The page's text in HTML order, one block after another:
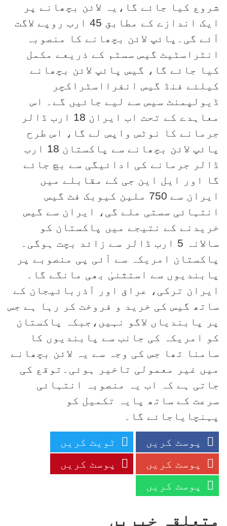
شروع کیا جائے گا،یہ لائن بچھانے پر
ایک اندازے کے مطابق 45 ارب روپے لاگت
آئے گی۔پائپ لائن بچھانے کا منصوبہ
انٹراسٹیٹ گیس سسٹم کے ذریعے مکمل
کیا جائے گا، گیس پائپ لائن بچھانے
کیلئے فنڈ گیس انفرااسٹراکچر
ڈیولپمنٹ سیس سے لیے جائیں گے۔ اس
معاہدے کے تحت اب ایران 18 ارب ڈالر
جرمانے کا نوٹس واپس لے گا، اس طرح
پائپ لائن بچھانے سے پاکستان 18 ارب
ڈالر جرمانے کی ادائیگی سے بچ جائے
گا اور ایل این جی کے مقابلے میں
ایران سے 750 ملین کیوبک فٹ گیس
انتہائی سستی ملے گی، ایران سے گیس
خریدنے کے نتیجے میں پاکستان کو
سالانہ 5 ارب ڈالر سے زائد بچت ہوگی۔
پاکستان امریکہ سے آئی پی منصوبے پر
پابندیوں سے استثنیٰ بھی مانگے گا۔
ایران ترکی، عراق اور آذربائیجان کے
ساتھ گیس کی خرید و فروخت کر رہا ہے جس
پر پابندیاں لاگو نہیں،جبکہ پاکستان
کو امریکہ کی جانب سے پابندیوں کا
سامنا تھا جس کی وجہ سے یہ لائن بچھانے
میں غیر معمولی تاخیر ہوئی۔توقع کی
جاتی ہے کہ اب یہ منصوبہ انتہائی
سرعت کے ساتھ پایہ تکمیل کو
پہنچایاجائے گا۔
پوسٹ کریں
ٹویٹ کریں
پوسٹ کریں
پوسٹ کریں
پوسٹ کریں
متعلقہ خبریں